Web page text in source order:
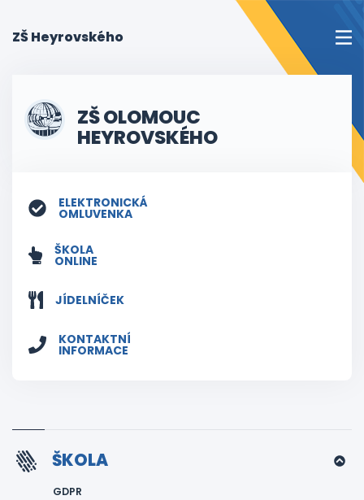
ZŠ Heyrovského
ZŠ OLOMOUC
HEYROVSKÉHO
ELEKTRONICKÁ
OMLUVENKA
ŠKOLA
ONLINE
JÍDELNÍČEK
KONTAKTNÍ
INFORMACE
ŠKOLA
GDPR